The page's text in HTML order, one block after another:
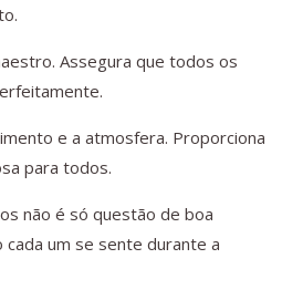
Assegura que todos os
e a atmosfera. Proporciona
para todos.
não é só questão de boa
um se sente durante a